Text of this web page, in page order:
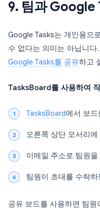
9. 팀과 Google
Google Tasks는 개인용으
수 없다는 의미는 아닙니다.
Google Tasks를 공유하고
TasksBoard를 사용하여
TasksBoard에서 보
오른쪽 상단 모서리
이메일 주소로 팀원
팀원이 초대를 수락
공유 보드를 사용하면 팀